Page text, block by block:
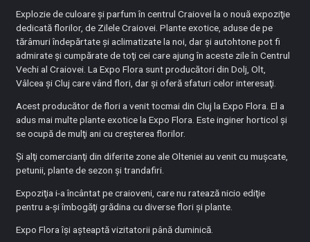
Explozie de culoare şi parfum în centrul Craiovei la o nouă expoziţie
dedicată florilor, de Zilele Craiovei. Plante exotice, aduse de pe
tărâmuri îndepărtate şi aclimatizate la noi, dar şi autohtone pot fi
admirate şi cumpărate de toţi cei care ajung în aceste zile în Centrul
Vechi al Craiovei. La Expo Flora sunt producători din Dolj, Olt,
Vâlcea şi Cluj care vând flori, dar şi oferă sfaturi celor interesaţi.
Acest producător de flori a venit tocmai din Cluj la Expo Flora. El a
adus mai multe plante exotice la Expo Flora. Este inginer horticol şi
se ocupă de mulţi ani cu creşterea florilor.
Şi alţi comercianţi din diferite zone ale Olteniei au venit cu muşcate,
petunii, plante de sezon şi trandafiri.
Expoziţia i-a încântat pe craioveni, care nu ratează nicio ediţie
pentru a-şi îmbogăţi grădina cu diverse flori şi plante.
Expo Flora îşi aşteaptă vizitatorii până duminică.